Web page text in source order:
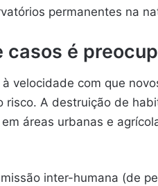
permanentes na
casos é
velocidade com que
risco. A destruição de
áreas urbanas e
inter-humana (de